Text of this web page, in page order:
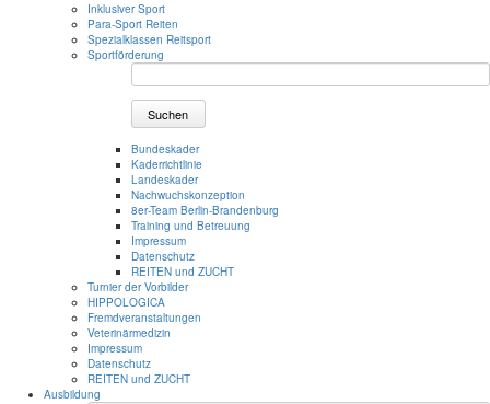
Inklusiver Sport
Para-Sport Reiten
Spezialklassen Reitsport
Sportförderung
Suchen
Bundeskader
Kaderrichtlinie
Landeskader
Nachwuchskonzeption
8er-Team Berlin-Brandenburg
Training und Betreuung
Impressum
Datenschutz
REITEN und ZUCHT
Turnier der Vorbilder
HIPPOLOGICA
Fremdveranstaltungen
Veterinärmedizin
Impressum
Datenschutz
REITEN und ZUCHT
Ausbildung